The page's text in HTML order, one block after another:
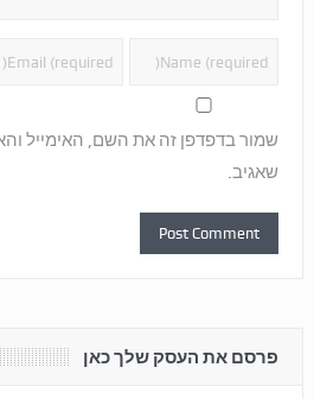
שמור בדפדפן זה את השם, האימייל
שאגיב.
פרסם את העסק שלך כאן